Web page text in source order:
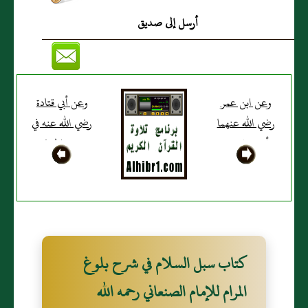
أرسل إلى صديق
وعن ابن عمر
رضي الله عنهما
أنه سئل عن
القنفذ بضم
وضم الفاء فقال:
مَا أُوحِيَ إِلَيَّ
مُحَرَّماً} الآية
فقال شيخ عنده
وعن أبي قتادة
رضي الله عنه في
قصة الحمار
الوحشي فأكل
الله عليه وسلم
كتاب سبل السلام في شرح بلوغ
المرام للإمام الصنعاني رحمه الله